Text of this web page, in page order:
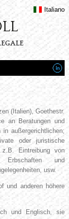
Italiano
(Italien), Goethestr.
an Beratungen und
außergerichtlichen;
oder juristische
Eintreibung von
Erbschaften und
usw.
und anderen höhere
und Englisch, sie